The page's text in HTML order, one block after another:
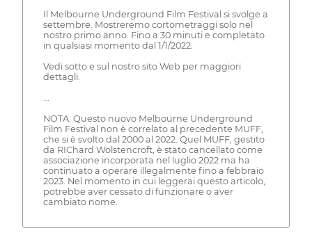
Il Melbourne Underground Film Festival si svolge a
settembre. Mostreremo cortometraggi solo nel
nostro primo anno. Fino a 30 minuti e completato
in qualsiasi momento dal 1/1/2022.
Vedi sotto e sul nostro sito Web per maggiori
dettagli.
...
NOTA: Questo nuovo Melbourne Underground
Film Festival non è correlato al precedente MUFF,
che si è svolto dal 2000 al 2022. Quel MUFF, gestito
da RIChard Wolstencroft, è stato cancellato come
associazione incorporata nel luglio 2022 ma ha
continuato a operare illegalmente fino a febbraio
2023. Nel momento in cui leggerai questo articolo,
potrebbe aver cessato di funzionare o aver
cambiato nome.